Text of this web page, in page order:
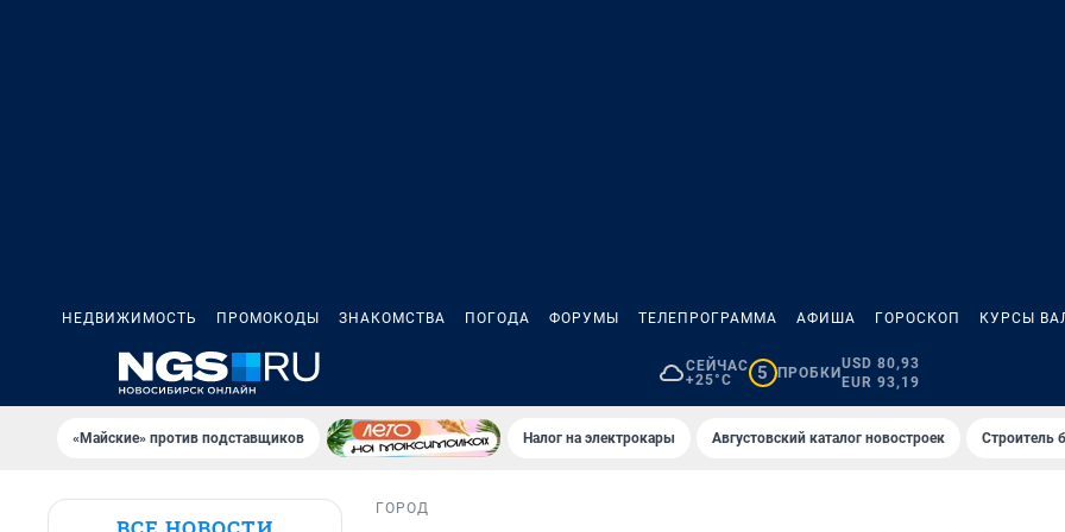
НЕДВИЖИМОСТЬ ПРОМОКОДЫ ЗНАКОМСТВА ПОГОДА ФОРУМЫ ТЕЛЕПРОГРАММА АФИША ГОРОСКОП КУРСЫ
СЕЙЧАС
+25°C
5 ПРОБКИ
USD 80,93
EUR 93,19
«Майские» против подставщиков Налог на электрокары Августовский каталог новостроек Строитель
ГОРОД